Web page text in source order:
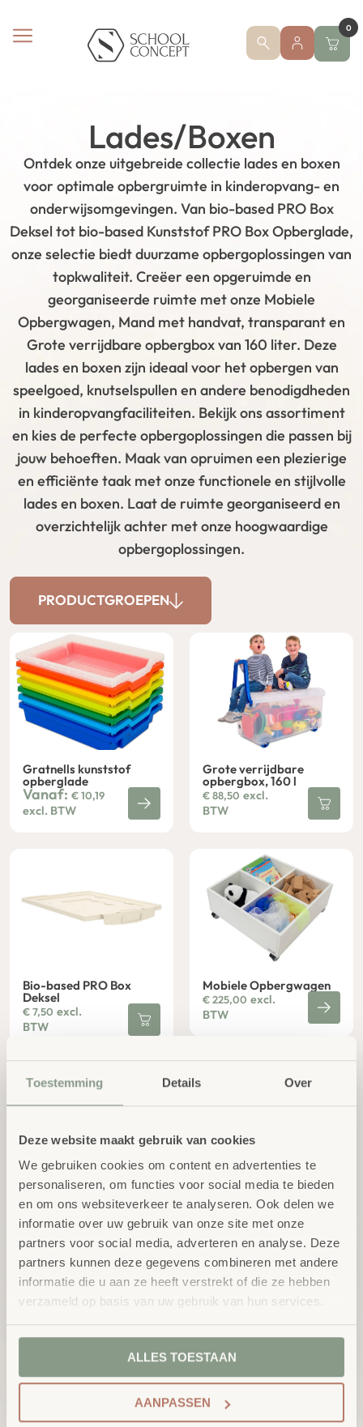
Toestemming Details Over
Deze website maakt gebruik van cookies
We gebruiken cookies om content en advertenties te
personaliseren, om functies voor social media te bieden
en om ons websiteverkeer te analyseren. Ook delen we
informatie over uw gebruik van onze site met onze
partners voor social media, adverteren en analyse. Deze
partners kunnen deze gegevens combineren met andere
informatie die u aan ze heeft verstrekt of die ze hebben
verzameld op basis van uw gebruik van hun services.
ALLES TOESTAAN
AANPASSEN
0
Lades/Boxen
Ontdek onze uitgebreide collectie lades en boxen
voor optimale opbergruimte in kinderopvang- en
onderwijsomgevingen. Van bio-based PRO Box
Deksel tot bio-based Kunststof PRO Box Opberglade,
onze selectie biedt duurzame opbergoplossingen van
topkwaliteit. Creëer een opgeruimde en
georganiseerde ruimte met onze Mobiele
Opbergwagen, Mand met handvat, transparant en
Grote verrijdbare opbergbox van 160 liter. Deze
lades en boxen zijn ideaal voor het opbergen van
speelgoed, knutselspullen en andere benodigdheden
in kinderopvangfaciliteiten. Bekijk ons assortiment
en kies de perfecte opbergoplossingen die passen bij
jouw behoeften. Maak van opruimen een plezierige
en efficiënte taak met onze functionele en stijlvolle
lades en boxen. Laat de ruimte georganiseerd en
overzichtelijk achter met onze hoogwaardige
opbergoplossingen.
PRODUCTGROEPEN
Gratnells kunststof
opberglade
Vanaf: €10,19
excl. BTW
Grote verrijdbare
opbergbox, 160 l
€88,50 excl.
BTW
Bio-based PRO Box
Deksel
€7,50 excl.
BTW
Mobiele Opbergwagen
€225,00 excl.
BTW
Bio-based Kunststof
Vanaf:€ 12,24
excl. BTW
Mand met handvat,
transparant
€11,72 excl.
BTW
Opberg ladetoren met